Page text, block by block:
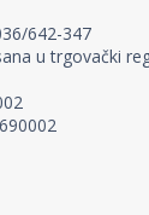
642-347
u trgovački